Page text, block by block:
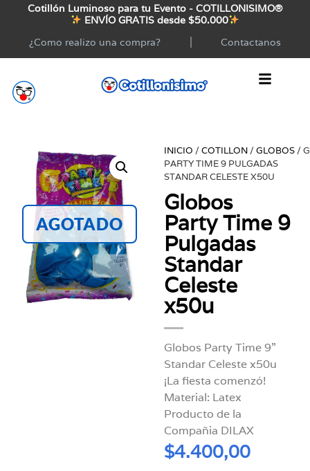
Cotillón Luminoso para tu Evento - COTILLONISIMO®
ENVÍO GRATIS desde $50.000
¿Como realizo una compra?
Contactanos
AGOTADO
INICIO /COTILLON /GLOBOS /
PARTY TIME 9 PULGADAS
STANDAR CELESTE X50U
Globos
Party Time 9
Pulgadas
Standar
Celeste
x50u
Globos Party Time 9”
Standar Celeste x50u
¡La fiesta comenzó!
Material: Latex
Producto de la
Compañia DILAX
$4.400,00